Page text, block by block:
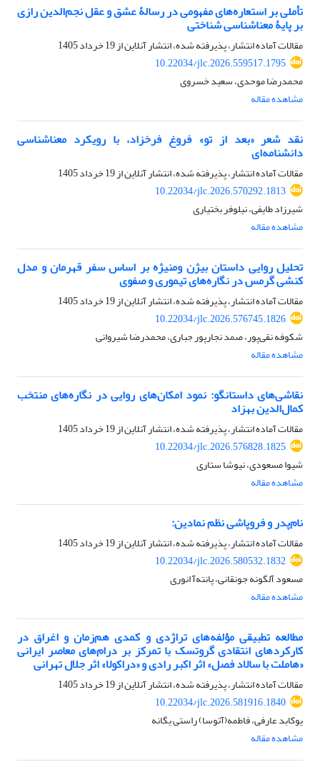
تأملی بر استعاره‌های مفهومی در رسالۀ عشق و عقل نجم‌الدین رازی
بر پایۀ معناشناسی شناختی
مقالات آماده انتشار، پذیرفته شده، انتشار آنلاین از19 خرداد 1405
10.22034/jlc.2026.559517.1795
محمدرضا موحدی، سعید خسروی
مشاهده مقاله
نقد شعر «بعد از تو» فروغ فرخزاد، با رویکرد معناشناسی
دانشنامه‌ای
مقالات آماده انتشار، پذیرفته شده، انتشار آنلاین از19 خرداد 1405
10.22034/jlc.2026.570292.1813
شیرزاد طایفی، نیلوفر بختیاری
مشاهده مقاله
تحلیل روایی داستان بیژن و‌منیژه بر اساس سفر قهرمان و مدل
کنشی گرمس در نگاره‌های تیموری و صفوی
مقالات آماده انتشار، پذیرفته شده، انتشار آنلاین از19 خرداد 1405
10.22034/jlc.2026.576745.1826
شکوفه نقی‌پور، صمد نجارپور جباری، محمدرضا شیروانی
مشاهده مقاله
نقاشی‌های داستانگو: نمود امکان‌های روایی در نگاره‌های منتخب
کمال‌الدین بهزاد
مقالات آماده انتشار، پذیرفته شده، انتشار آنلاین از19 خرداد 1405
10.22034/jlc.2026.576828.1825
شیوا مسعودی، نیوشا ستاری
مشاهده مقاله
نام‌پدر و فروپاشی نظم نمادین:
مقالات آماده انتشار، پذیرفته شده، انتشار آنلاین از19 خرداد 1405
10.22034/jlc.2026.580532.1832
مسعود آلگونه جونقانی، پانته‌آ انوری
مشاهده مقاله
مطالعه‌ تطبیقی مؤلفه‌های تراژدی و کمدی هم‌زمان و اغراق در
کارکردهای انتقادی گروتسک با تمرکز بر درام‌های معاصر ایرانی
«هاملت با سالاد فصل» اثر اکبر رادی و «دراکولا» اثر جلال تهرانی
مقالات آماده انتشار، پذیرفته شده، انتشار آنلاین از19 خرداد 1405
10.22034/jlc.2026.581916.1840
یوکابد عارفی، فاطمه(آتوسا) راستی یگانه
مشاهده مقاله